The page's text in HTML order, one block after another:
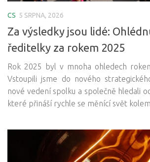
CS 5 SRPNA, 2026
Za výsledky jsou lidé:
ředitelky za rokem 2025
Rok 2025 byl v mnoha ohledech
Vstoupili jsme do nového
nové vedení spolku a společně hledali
které přináší rychle se měnící svět